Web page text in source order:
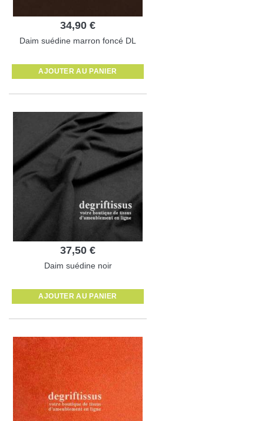
34,90 €
Daim suédine marron foncé DL
AJOUTER AU PANIER
37,50 €
Daim suédine noir
AJOUTER AU PANIER